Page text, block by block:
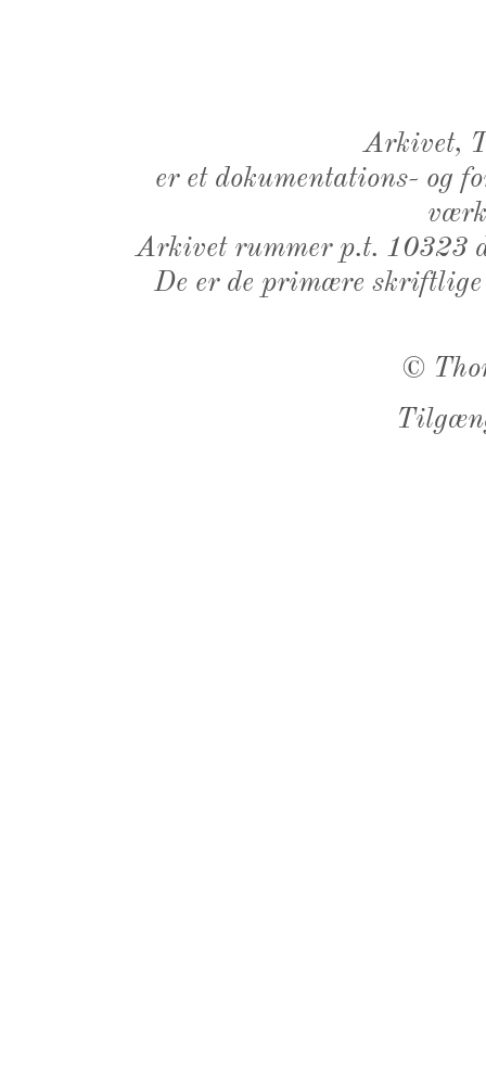
Arkivet,
er et dokumentations- og
Arkivet rummer p.t. 10323
De er de primære
©